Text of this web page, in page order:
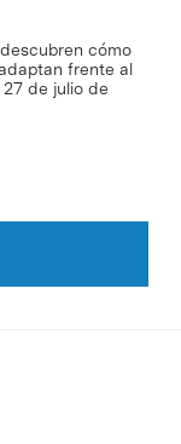
cómo
frente al
27 de julio de